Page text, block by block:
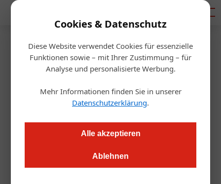
Cookies & Datenschutz
Diese Website verwendet Cookies für essenzielle
Funktionen sowie – mit Ihrer Zustimmung – für
Analyse und personalisierte Werbung.
Mehr Informationen finden Sie in unserer
Datenschutzerklärung.
Alle akzeptieren
Ablehnen
Startseite/Gastro & Hotel
Neuer Wörthersee-Style in
Velden
Das Beachhouse Velden will einen Kontrapunkt zum
Schickimicki in Velden setzen: Die 24-jährige Gastgeberin